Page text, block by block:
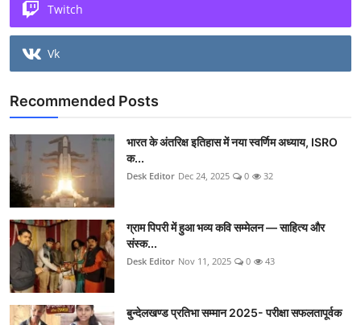
Twitch
Vk
Recommended Posts
भारत के अंतरिक्ष इतिहास में नया स्वर्णिम अध्याय, ISRO
क...
Desk Editor Dec 24, 2025 0 32
ग्राम पिपरी में हुआ भव्य कवि सम्मेलन — साहित्य और
संस्क...
Desk Editor Nov 11, 2025 0 43
बुन्देलखण्ड प्रतिभा सम्मान 2025- परीक्षा सफलतापूर्वक